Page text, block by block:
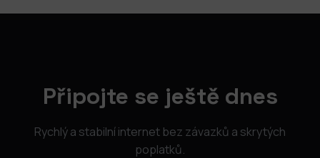
Připojte se ještě dnes
Rychlý a stabilní internet bez závazků a skrytých
poplatků.